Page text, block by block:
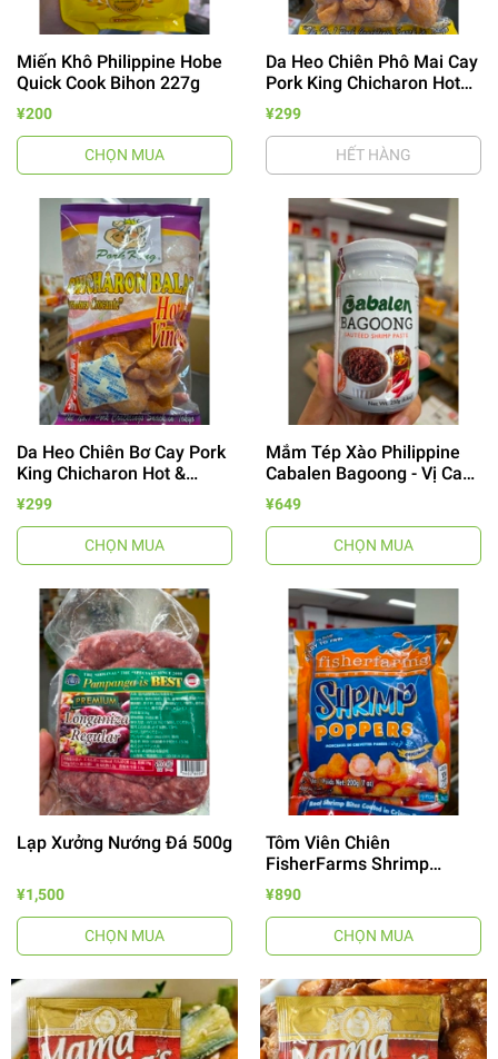
Miến Khô Philippine Hobe
Quick Cook Bihon 227g
¥200
CHỌN MUA
Da Heo Chiên Phô Mai Cay
Pork King Chicharon Hot
Cheese 60g
¥299
HẾT HÀNG
Da Heo Chiên Bơ Cay Pork
King Chicharon Hot &
Vinegar 60g
¥299
CHỌN MUA
Mắm Tép Xào Philippine
Cabalen Bagoong - Vị Cay
Ngọt
¥649
CHỌN MUA
Lạp Xưởng Nướng Đá 500g
¥1,500
CHỌN MUA
Tôm Viên Chiên
FisherFarms Shrimp
Poppers 200g
¥890
CHỌN MUA